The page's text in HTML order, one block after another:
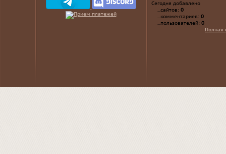
Сегодня добавлено
...сайтов: 0
...комментариев: 0
...пользователей: 0
Полная